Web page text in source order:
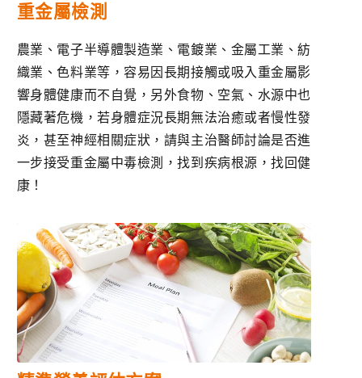
重金屬檢測
農業、電子半導體製造業、電鍍業、金屬工業、紡
織業、色料業等，容易因長期接觸或吸入重金屬影
響身體健康而不自覺，另外食物、空氣、水源中也
隱藏著危機，若身體症況長期無法治癒或者慢性發
炎，甚至神經相關症狀，請與主治醫師討論是否進
一步接受重金屬中毒檢測，找到疾病根源，找回健
康！